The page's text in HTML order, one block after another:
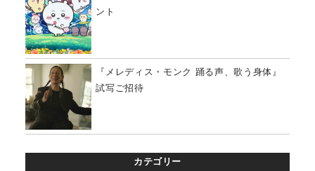
ント
『メレディス・モンク 踊る声、歌う身体』
試写ご招待
カテゴリー